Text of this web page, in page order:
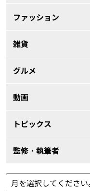
ファッション
雑貨
グルメ
動画
トピックス
監修・執筆者